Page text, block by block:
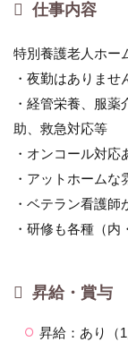
仕事内容
特別養護老人ホー
・夜勤はありませ
・経管栄養、服
助、救急対応等
・オンコール対応
・アットホームな
・ベテラン看護師
・研修も各種（内
昇給・賞与
昇給：あり（